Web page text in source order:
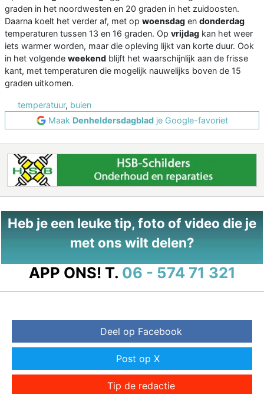
graden in het noordwesten en 20 graden in het zuidoosten.
Daarna koelt het verder af, met op woensdag en donderdag
temperaturen tussen 13 en 16 graden. Op vrijdag kan het weer
iets warmer worden, maar die opleving lijkt van korte duur. Ook
in het volgende weekend blijft het waarschijnlijk aan de frisse
kant, met temperaturen die mogelijk nauwelijks boven de 15
graden uitkomen.
temperatuur, buien
Maak Denheldersdagbladje Google-favoriet
Heb je een leuke tip, foto of video die je
met ons wilt delen?
APP ONS! T. 06 - 574 71 321
Deel op Facebook
Post op X
Tip de redactie